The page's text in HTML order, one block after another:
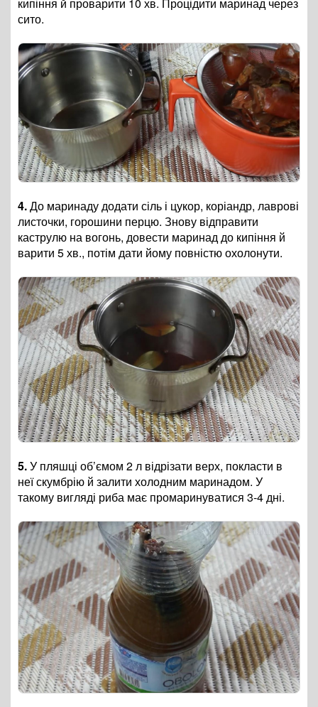
сито.
4.До маринаду додати сіль і цукор, коріандр, лаврові
листочки, горошини перцю. Знову відправити
каструлю на вогонь, довести маринад до кипіння й
варити 5 хв., потім дати йому повністю охолонути.
5.У пляшці об’ємом 2 л відрізати верх, покласти в
неї скумбрію й залити холодним маринадом. У
такому вигляді риба має промаринуватися 3-4 дні.